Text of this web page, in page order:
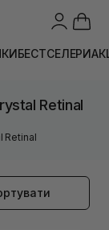
БЕСТСЕЛЕРИ
Retinal
Retinal